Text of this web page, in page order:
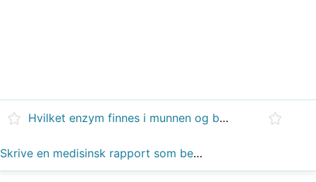
Hvilket enzym finnes i munnen og bukspyttkjertelen?
Skrive en medisinsk rapport som beskriver symptomene og fysiske undersøkelsesfunnene til pasienten med pankreatitt. Sørg for å inkludere følgende termer i rapporten?